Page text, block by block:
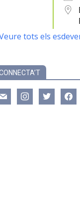
tots els
instagramtwitter